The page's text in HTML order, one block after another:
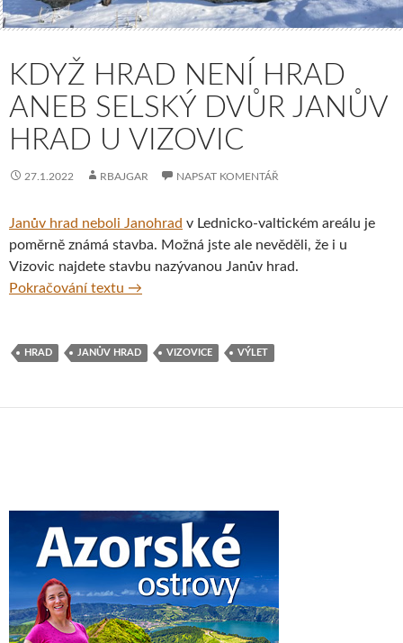
KDYŽ HRAD NENÍ HRAD
ANEB SELSKÝ DVŮR JANŮV
HRAD U VIZOVIC
27.1.2022 RBAJGAR NAPSAT KOMENTÁŘ
Janův hrad neboli Janohrad v Lednicko-valtickém areálu je
poměrně známá stavba. Možná jste ale nevěděli, že i u
Vizovic najdete stavbu nazývanou Janův hrad.
Pokračování textu Když hrad není hrad aneb selský dvůr
→
HRAD JANŮV HRAD VIZOVICE VÝLET